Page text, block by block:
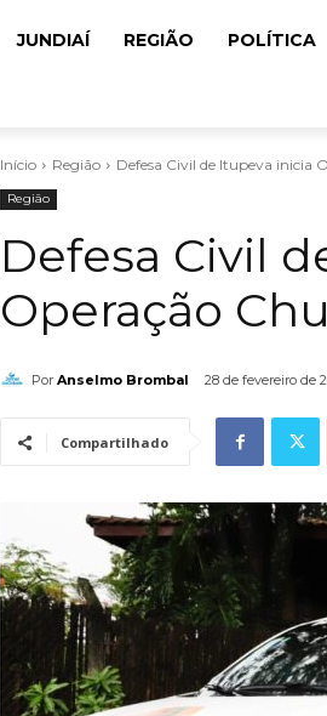
JUNDIAÍ REGIÃO POLÍTICA
Início Região Defesa Civil de Itupeva inicia
Região
Defesa Civil
Operação
Por Anselmo Brombal 28 de fevereiro de
Compartilhado